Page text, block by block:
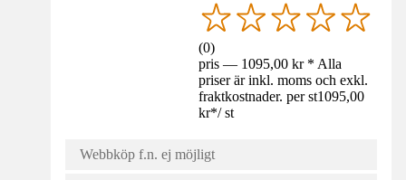
(0)
pris — 1095,00 kr * Alla
priser är inkl. moms och exkl.
fraktkostnader. per st1095,00
kr*/ st
Webbköp f.n. ej möjligt